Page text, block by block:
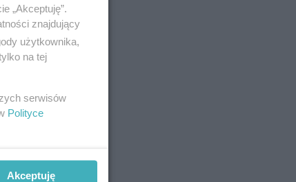
„Akceptuję”.
znajdujący
użytkownika,
na tej
serwisów
Polityce
Akceptuję